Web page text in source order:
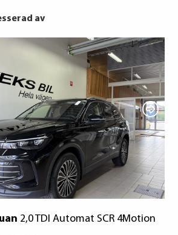
av
2,0 TDI Automat SCR 4Motion